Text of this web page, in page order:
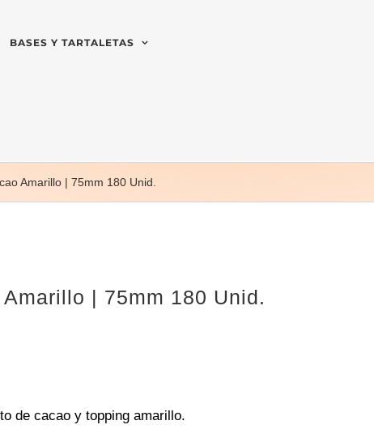
BASES Y TARTALETAS
Amarillo | 75mm 180 Unid.
| 75mm 180 Unid.
de cacao y topping amarillo.